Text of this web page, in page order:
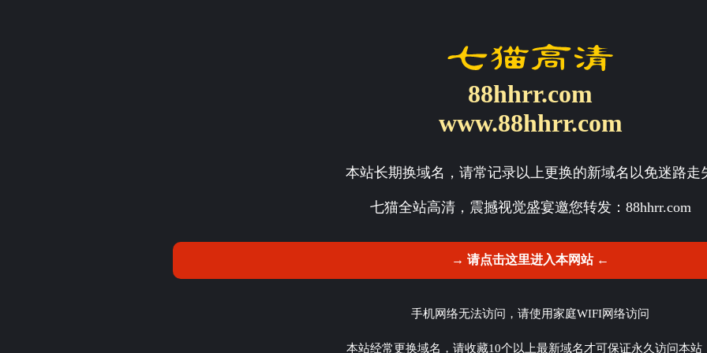
88hhrr.com
www.88hhrr.com
本站长期换域名，请常记录以上更换的新域名以免迷路走
七猫全站高清，震撼视觉盛宴邀您转发： 88hhrr.com
→ 请点击这里进入本网站 ←
手机网络无法访问，请使用家庭WIFI网络访问
本站经常更换域名，请收藏10个以上最新域名才可保证永久访问本站